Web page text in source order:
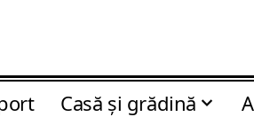
Casă şi grădină